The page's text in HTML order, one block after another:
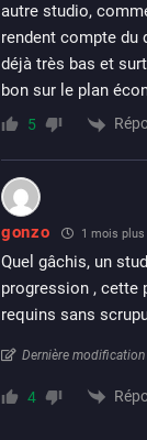
autre studio,
rendent compte du
déjà très bas et
bon sur le plan
5
gonzo 1 mois
Quel gâchis, un
progression , cette
requins sans
Dernière
4